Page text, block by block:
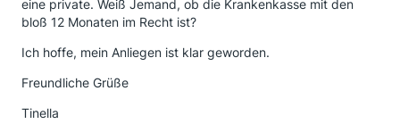
eine private. Weiß Jemand, ob die Krankenkasse mit den
bloß 12 Monaten im Recht ist?
Ich hoffe, mein Anliegen ist klar geworden.
Freundliche Grüße
Tinella